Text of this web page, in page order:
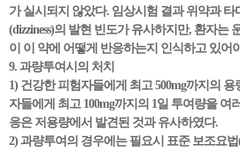
가 실시되지 않았다. 임상시험 결과 위약과
(dizziness)의 발현 빈도가 유사하지만, 환자는
이 이 약에 어떻게 반응하는지 인식하고 있어
9. 과량투여시의 처치
1) 건강한 피험자들에게 최고 500mg까지의
자들에게 최고 100mg까지의 1일 투여량을 여
응은 저용량에서 발견된 것과 유사하였다.
2) 과량투여의 경우에는 필요시 표준 보조요법